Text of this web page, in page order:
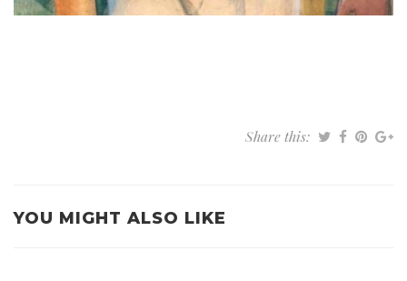
Share this:
YOU MIGHT ALSO LIKE